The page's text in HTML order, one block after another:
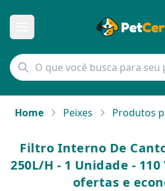
Home Peixes Produtos
Filtro Interno De
250L/H - 1 Unidade -
ofertas e